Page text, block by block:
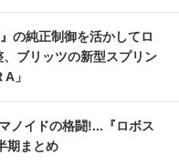
の純正制御を活かしてロ
ブリッツの新型スプリン
」
ノイドの格闘!...『ロボス
期まとめ